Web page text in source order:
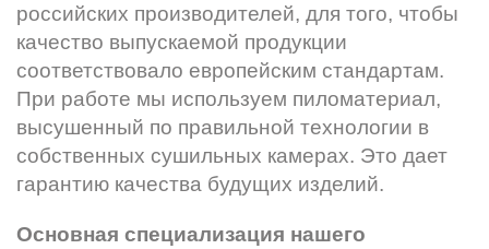
российских производителей, для того, чтобы
качество выпускаемой продукции
соответствовало европейским стандартам.
При работе мы используем пиломатериал,
высушенный по правильной технологии в
собственных сушильных камерах. Это дает
гарантию качества будущих изделий.
Основная специализация нашего